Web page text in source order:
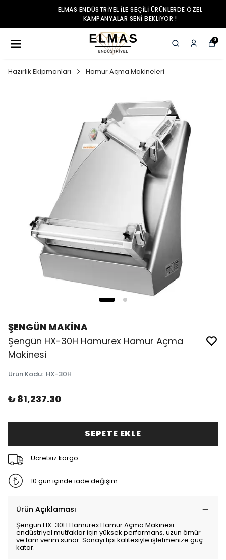
ELMAS ENDÜSTRIYEL ILE SEÇILI ÜRÜNLERDE ÖZEL
KAMPANYALAR SENI BEKLIYOR !
0
Hazırlık Ekipmanları Hamur Açma Makineleri
ŞENGÜN MAKİNA
Şengün HX-30H Hamurex Hamur Açma
Makinesi
Ürün Kodu: HX-30H
₺ 81,237.30
SEPETE EKLE
Ücretsiz kargo
10 gün içinde iade değişim
Ürün Açıklaması
Şengün HX-30H Hamurex Hamur Açma Makinesi
endüstriyel mutfaklar için yüksek performans, uzun ömür
ve tam verim sunar. Sanayi tipi kalitesiyle işletmenize güç
katar.